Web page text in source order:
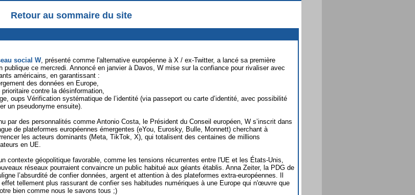
Retour au sommaire du site
social W, présenté comme l'alternative européenne à X / ex-Twitter, a lancé sa première
publique ce mercredi. Annoncé en janvier à Davos, W mise sur la confiance pour rivaliser avec
américains, en garantissant :
des données en Europe,
contre la désinformation,
oups Vérification systématique de l’identité (via passeport ou carte d’identité, avec possibilité
un pseudonyme ensuite).
par des personnalités comme Antonio Costa, le Président du Conseil européen, W s’inscrit dans
de plateformes européennes émergentes (eYou, Eurosky, Bulle, Monnett) cherchant à
les acteurs dominants (Meta, TikTok, X), qui totalisent des centaines de millions
en UE.
contexte géopolitique favorable, comme les tensions récurrentes entre l'UE et les États-Unis,
réseaux pourraient convaincre un public habitué aux géants établis. Anna Zeiter, la PDG de
l’absurdité de confier données, argent et attention à des plateformes extra-européennes. Il
tellement plus rassurant de confier ses habitudes numériques à une Europe qui n'œuvre que
bien comme nous le savons tous ;)